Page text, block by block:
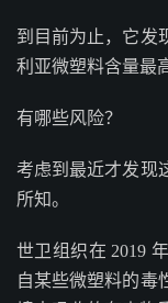
到目前为止，它发
利亚微塑料含量最
有哪些风险？
考虑到最近才发现
所知。
世卫组织在 2019
自某些微塑料的毒